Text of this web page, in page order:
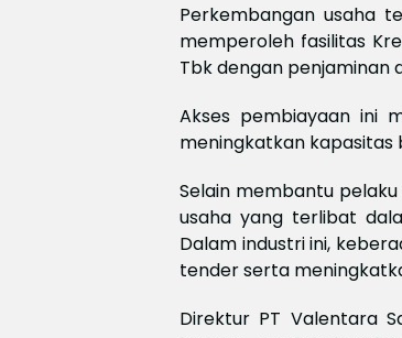
Perkembangan usaha
memperoleh fasilitas
Tbk dengan penjaminan
Akses pembiayaan ini
meningkatkan kapasitas
Selain membantu
usaha yang terlibat
Dalam industri ini,
tender serta
Direktur PT Valentara